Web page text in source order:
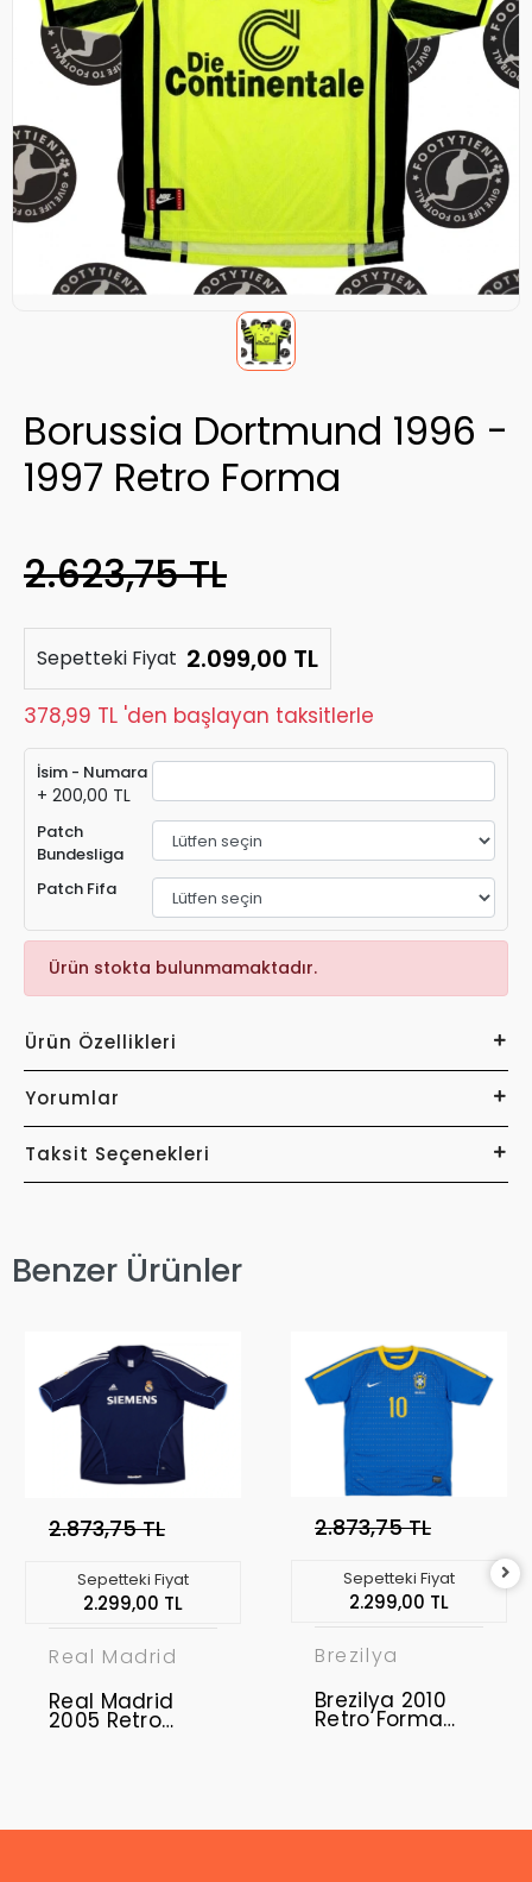
Borussia Dortmund 1996 -
1997 Retro Forma
2.623,75 TL
Sepetteki Fiyat 2.099,00 TL
378,99 TL 'den başlayan taksitlerle
İsim - Numara
+ 200,00 TL
Patch
Bundesliga
Patch Fifa
Ürün stokta bulunmamaktadır.
Ürün Özellikleri
Yorumlar
Taksit Seçenekleri
Benzer Ürünler
2.873,75 TL
Sepetteki Fiyat
2.299,00 TL
Real Madrid
Real Madrid
2005 Retro
2.873,75 TL
Sepetteki Fiyat
2.299,00 TL
Brezilya
Brezilya 2010
Retro Forma